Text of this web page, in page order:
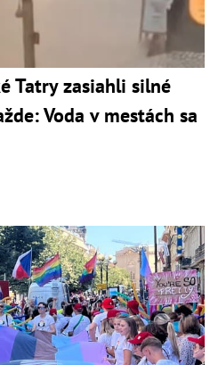
Tatry zasiahli silné
Voda v mestách sa